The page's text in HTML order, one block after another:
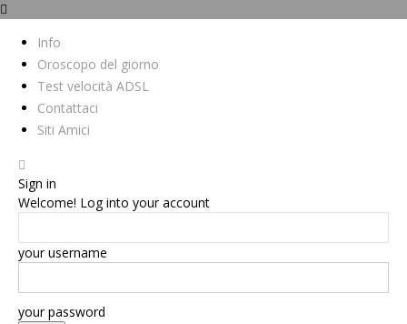
Info
Oroscopo del giorno
Test velocità ADSL
Contattaci
Siti Amici
Sign in
Welcome! Log into your account
your username
your password